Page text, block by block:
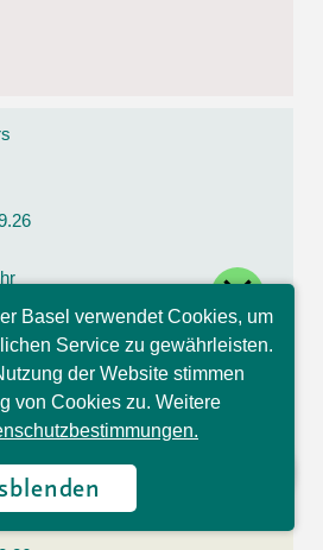
17, Basel
Basel verwendet Cookies, um
Service zu gewährleisten.
der Website stimmen
von Cookies zu. Weitere
Hallo, ich bin Sophia und
beantworte gerne Ihre
Fragen.
close